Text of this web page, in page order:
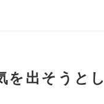
を出そうとし